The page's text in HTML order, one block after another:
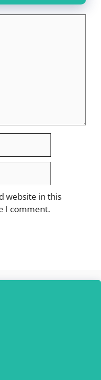
website in this
I comment.